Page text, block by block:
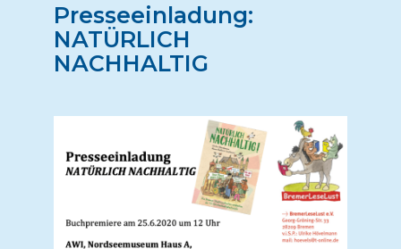
Presseeinladung:
NATÜRLICH
NACHHALTIG